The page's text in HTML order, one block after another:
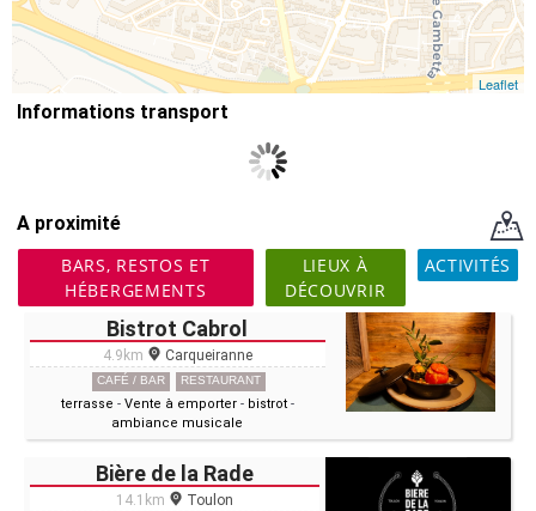
Leaflet
Informations transport
A proximité
BARS, RESTOS ET
HÉBERGEMENTS
LIEUX À
DÉCOUVRIR
ACTIVITÉS
Bistrot Cabrol
4.9km Carqueiranne
CAFÉ / BAR RESTAURANT
terrasse - Vente à emporter - bistrot -
ambiance musicale
Bière de la Rade
14.1km Toulon